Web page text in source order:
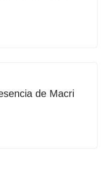
de Macri